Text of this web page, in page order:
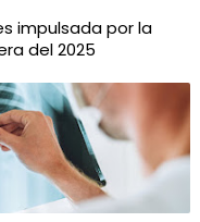
impulsada por la
del 2025